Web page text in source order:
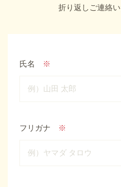
折り返しご連絡い
氏名 ※
フリガナ ※